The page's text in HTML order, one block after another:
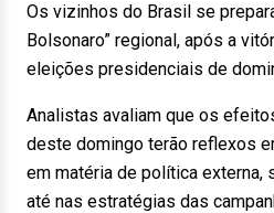
Os vizinhos do Brasil se
Bolsonaro” regional, após a
eleições presidenciais de
Analistas avaliam que os
deste domingo terão reflexos
em matéria de política externa,
até nas estratégias das